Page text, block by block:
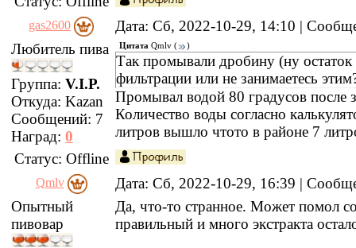
gas2600
Дата: Сб, 2022-10-29, 14:10 |
Любитель пива
Группа: V.I.P.
Откуда: Kazan
Сообщений: 7
Наград: 0
Цитата Qmlv ( )
Так промывали дробину (ну остаток
фильтрации или не занимаетесь
Промывал водой 80 градусов после
Количество воды согласно
литров вышло чтото в районе 7
Статус: Offline
Qmlv
Дата: Сб, 2022-10-29, 16:39 |
Опытный
пивовар
Да, что-то странное. Может помол
правильный и много экстракта